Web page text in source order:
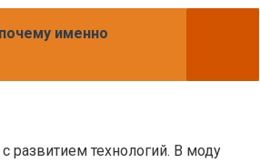
именно
развитием технологий. В моду